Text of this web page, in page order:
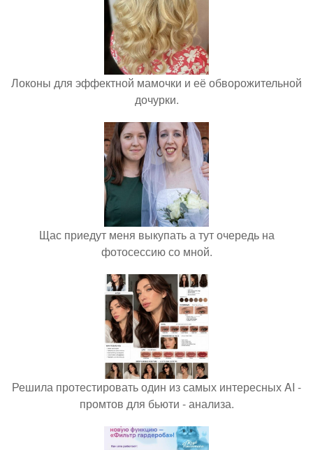
Локоны для эффектной мамочки и её обворожительной
дочурки.
Щас приедут меня выкупать а тут очередь на
фотосессию со мной.
Решила протестировать один из самых интересных AI -
промтов для бьюти - анализа.